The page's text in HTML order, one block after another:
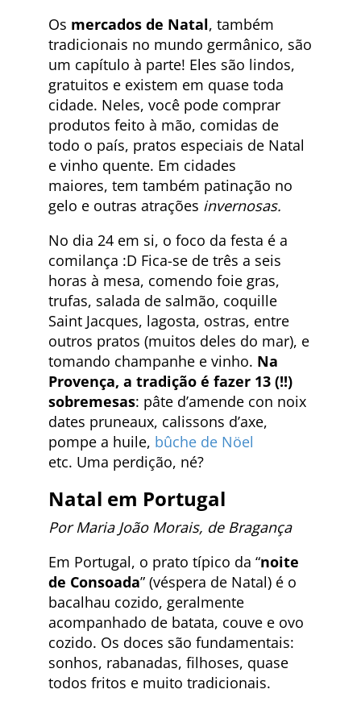
Os mercados de Natal, também
tradicionais no mundo germânico, são
um capítulo à parte! Eles são lindos,
gratuitos e existem em quase toda
cidade. Neles, você pode comprar
produtos feito à mão, comidas de
todo o país, pratos especiais de Natal
e vinho quente. Em cidades
maiores, tem também patinação no
gelo e outras atrações invernosas.
No dia 24 em si, o foco da festa é a
comilança :D Fica-se de três a seis
horas à mesa, comendo foie gras,
trufas, salada de salmão, coquille
Saint Jacques, lagosta, ostras, entre
outros pratos (muitos deles do mar), e
tomando champanhe e vinho. Na
Provença, a tradição é fazer 13 (!!)
sobremesas: pâte d’amende con noix
dates pruneaux, calissons d’axe,
pompe a huile, bûche de Nöel
etc. Uma perdição, né?
Natal em Portugal
Por Maria João Morais, de Bragança
Em Portugal, o prato típico da “noite
de Consoada” (véspera de Natal) é o
bacalhau cozido, geralmente
acompanhado de batata, couve e ovo
cozido. Os doces são fundamentais:
sonhos, rabanadas, filhoses, quase
todos fritos e muito tradicionais.